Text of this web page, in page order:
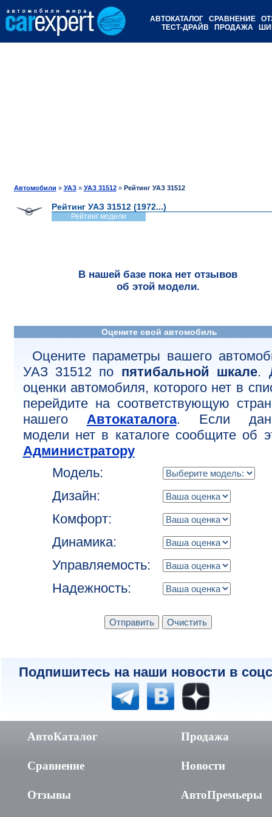
АВТОКАТАЛОГ СРАВНЕНИЕ
ТЕСТ-ДРАЙВ
ПРОДАЖА
Автомобили » УАЗ» УАЗ 31512» Рейтинг УАЗ 31512
Рейтинг УАЗ 31512 (1972...)
Рейтинг модели
В нашей базе пока нет отзывов
об этой модели.
Оцените свой автомобиль
Оцените параметры вашего
УАЗ 31512 по пятибальной шкале.
оценки автомобиля, которого нет в
перейдите на соответствующую
нашего Автокаталога. Если
модели нет в каталоге сообщите об
Администратору
Модель:
Дизайн:
Комфорт:
Динамика:
Управляемость:
Надежность:
Подпишитесь на наши новости в
АвтоКаталог
Сравнение
Отзывы
Продажа
Новости
АвтоПремьеры